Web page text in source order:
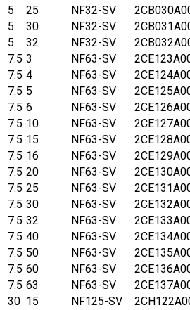
5
25 NF32-SV
5
30 NF32-SV
5
32 NF32-SV
7.5 3 NF63-SV
7.5 4 NF63-SV
7.5 5 NF63-SV
7.5 6 NF63-SV
7.5 10 NF63-SV
7.5 15 NF63-SV
7.5 16 NF63-SV
7.5 20 NF63-SV
7.5 25 NF63-SV
7.5 30 NF63-SV
7.5 32 NF63-SV
7.5 40 NF63-SV
7.5 50 NF63-SV
7.5 60 NF63-SV
7.5 63 NF63-SV
30 15 NF125-SV